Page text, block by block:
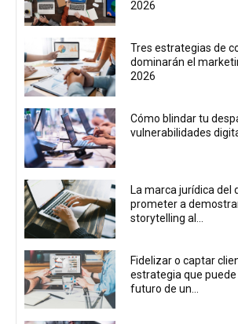
2026
Tres estrategias de
dominarán el
2026
Cómo blindar tu
vulnerabilidades
La marca jurídica del
prometer a
storytelling al...
Fidelizar o captar
estrategia que puede
futuro de un...